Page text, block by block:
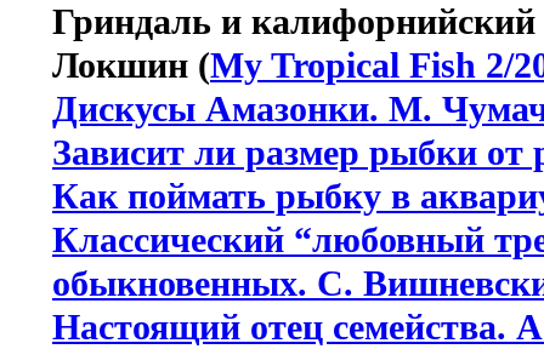
Гриндаль и
Локшин (My Tropical Fish 2/
Дискусы Амазонки. М.
Зависит ли размер рыбки
Как поймать рыбку в
Классический “любовный
обыкновенных. С.
Настоящий отец семейства.